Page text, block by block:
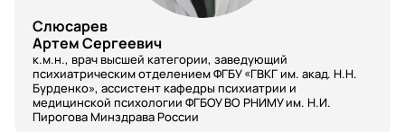
Хирургия
Хирургия рентгенэндоваскулярная
Эмбриология
Слюсарев
Артем Сергеевич
к.м.н., врач высшей категории, заведующий
психиатрическим отделением ФГБУ «ГВКГ им. акад. Н.Н.
Бурденко», ассистент кафедры психиатрии и
медицинской психологии ФГБОУ ВО РНИМУ им. Н.И.
Пирогова Минздрава России